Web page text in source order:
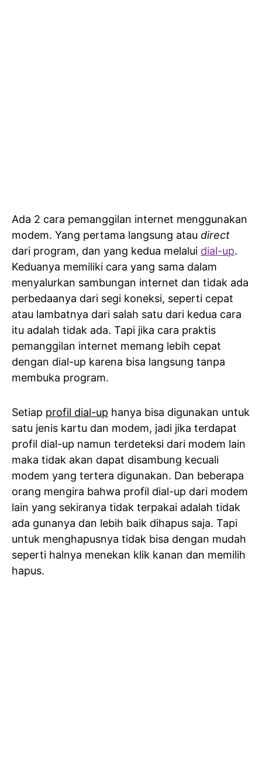
Ada 2 cara pemanggilan internet menggunakan
modem. Yang pertama langsung atau direct
dari program, dan yang kedua melalui dial-up.
Keduanya memiliki cara yang sama dalam
menyalurkan sambungan internet dan tidak ada
perbedaanya dari segi koneksi, seperti cepat
atau lambatnya dari salah satu dari kedua cara
itu adalah tidak ada. Tapi jika cara praktis
pemanggilan internet memang lebih cepat
dengan dial-up karena bisa langsung tanpa
membuka program.
Setiap profil dial-up hanya bisa digunakan untuk
satu jenis kartu dan modem, jadi jika terdapat
profil dial-up namun terdeteksi dari modem lain
maka tidak akan dapat disambung kecuali
modem yang tertera digunakan. Dan beberapa
orang mengira bahwa profil dial-up dari modem
lain yang sekiranya tidak terpakai adalah tidak
ada gunanya dan lebih baik dihapus saja. Tapi
untuk menghapusnya tidak bisa dengan mudah
seperti halnya menekan klik kanan dan memilih
hapus.